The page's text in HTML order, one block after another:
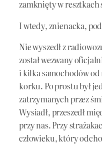
zamknięty w
I wtedy, znienacka,
Nie wyszedł z
został wezwany
i kilka samochodów
korku. Po prostu był
zatrzymanych przez
Wysiadł, przeszedł
przy nas. Przy
człowieku, który